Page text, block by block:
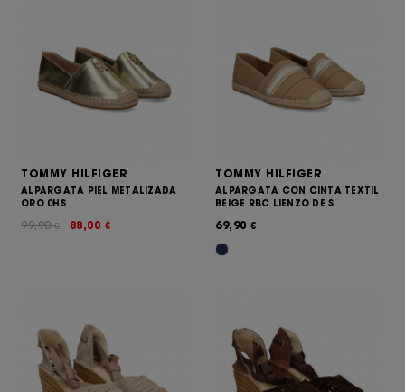
TOMMY HILFIGER
ALPARGATA PIEL METALIZADA
ORO 0HS
88,00 €
99,90€
TOMMY HILFIGER
ALPARGATA CON CINTA TEXTIL
BEIGE RBC LIENZO DE S
69,90 €